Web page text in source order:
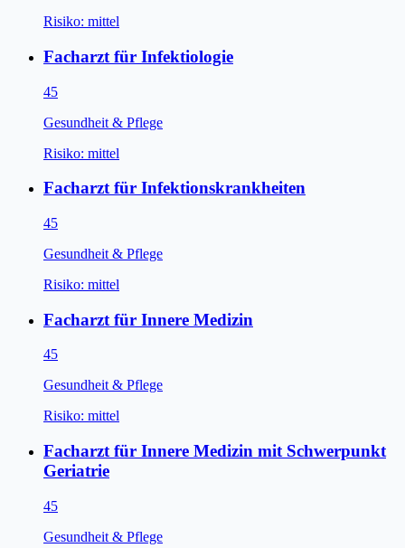
Risiko: mittel
Facharzt für Infektiologie
45
Gesundheit & Pflege
Risiko: mittel
Facharzt für Infektionskrankheiten
45
Gesundheit & Pflege
Risiko: mittel
Facharzt für Innere Medizin
45
Gesundheit & Pflege
Risiko: mittel
Facharzt für Innere Medizin mit Schwerpunkt
Geriatrie
45
Gesundheit & Pflege